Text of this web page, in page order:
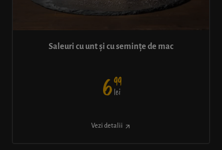
Saleuri cu unt și cu semințe de mac
699
lei
Vezi detalii